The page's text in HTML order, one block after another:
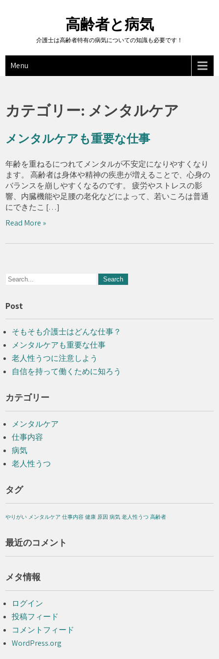
高齢者と病気
介護士は高齢者特有の病気についての知識も必要です！
Menu
カテゴリー: メンタルケア
メンタルケアも重要な仕事
年齢を重ねるにつれてメンタルが不安定になりやすくなり
ます。 高齢者は身体や精神の疾患が増えることで、心身の
バランスを崩しやすくなるのです。 疲労やストレスの影
響、内臓機能や足腰の老化などによって、若いころは普通
にできたこ […]
Read More »
Post
そもそも介護士はどんな仕事？
メンタルケアも重要な仕事
老人性うつに注意しよう
自信を持って働くために知ろう
カテゴリー
メンタルケア
仕事内容
病気
老人性うつ
タグ
やりがい メンタルケア 仕事内容 健康 原因 病気 老人性うつ 高齢者
最近のコメント
メタ情報
ログイン
投稿フィード
コメントフィード
WordPress.org